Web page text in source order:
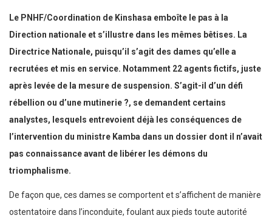
Le PNHF/Coordination de Kinshasa emboîte le pas à la
Direction nationale et s’illustre dans les mêmes bêtises. La
Directrice Nationale, puisqu’il s’agit des dames qu’elle a
recrutées et mis en service. Notamment 22 agents fictifs, juste
après levée de la mesure de suspension. S’agit-il d’un défi
rébellion ou d’une mutinerie ?, se demandent certains
analystes, lesquels entrevoient déjà les conséquences de
l’intervention du ministre Kamba dans un dossier dont il n’avait
pas connaissance avant de libérer les démons du
triomphalisme.
De façon que, ces dames se comportent et s’affichent de manière
ostentatoire dans l’inconduite, foulant aux pieds toute autorité